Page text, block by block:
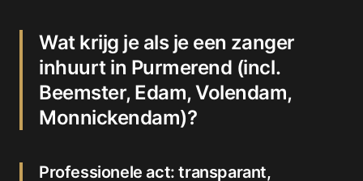
Wat krijg je als je een zanger
inhuurt in Purmerend (incl.
Beemster, Edam, Volendam,
Monnickendam)?
Professionele act: transparant,